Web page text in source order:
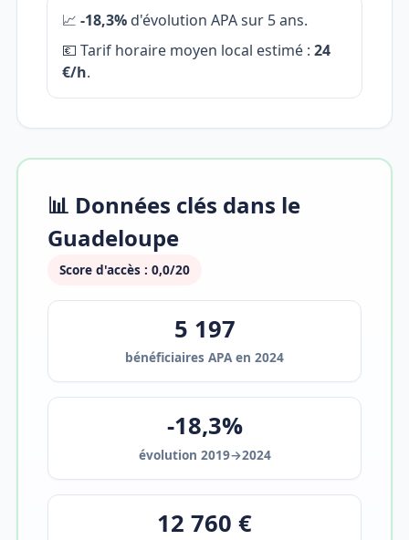
📈 -18,3% d'évolution APA sur 5 ans.
💶 Tarif horaire moyen local estimé : 24
€/h.
📊 Données clés dans le
Guadeloupe
Score d'accès : 0,0/20
5 197
bénéficiaires APA en 2024
-18,3%
évolution 2019→2024
12 760 €